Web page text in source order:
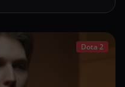
Dota 2